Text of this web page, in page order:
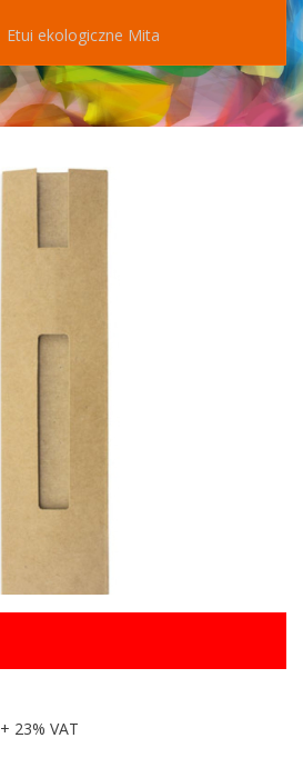
Etui ekologiczne Mita
+ 23% VAT